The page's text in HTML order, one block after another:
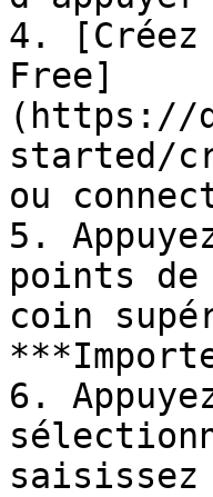
4. [Créez
Free]
(https://
started/
ou
5.
points
coin
6.